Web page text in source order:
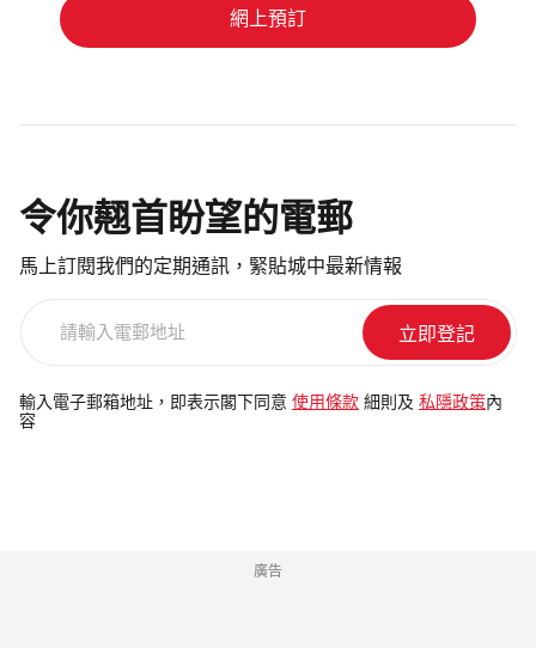
網上預訂
令你翹首盼望的電郵
馬上訂閱我們的定期通訊，緊貼城中最新情報
電
郵
輸入電子郵箱地址，即表示閣下同意 使用條款 細則及 私隱政策內
容
廣告